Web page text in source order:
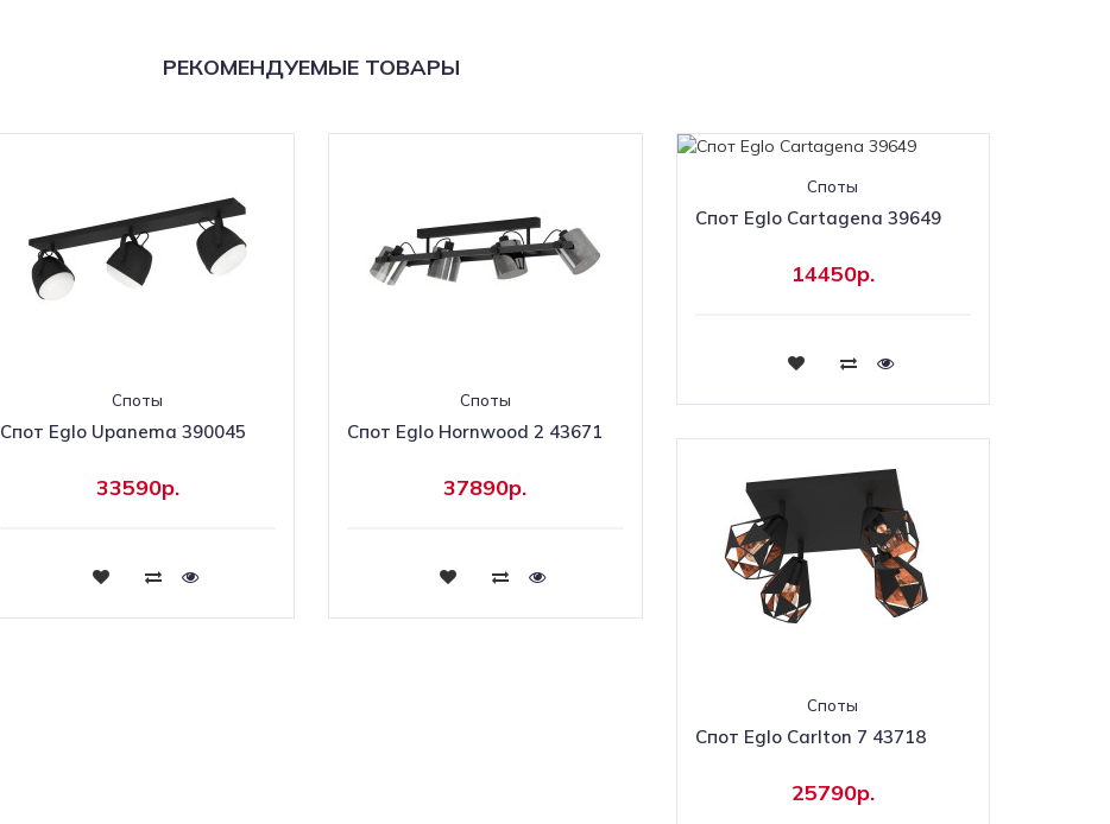
РЕКОМЕНДУЕМЫЕ ТОВАРЫ
Споты
Спот Eglo Upanema 390045
33590р.
Купить
Споты
Спот Eglo Hornwood 2 43671
37890р.
Купить
Споты
Спот Eglo Cartagena 39649
14450р.
Купить
Споты
Спот Eglo Carlton 7 43718
25790р.